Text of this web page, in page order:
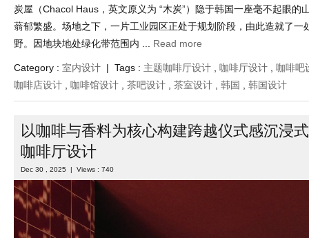
炭屋（Chacol Haus，英文原义为 “木炭”）隐于韩国一座毫不起眼的
蓊郁繁盛。场地之下，一片工业园区正处于规划阶段，由此造就了一
野。因地块地处绿化带范围内 ... Read more
Category : 室内设计 | Tags : 主题咖啡厅设计 , 咖啡厅设计 , 咖啡吧
咖啡店设计 , 咖啡馆设计 , 茶吧设计 , 茶室设计 , 韩国 , 韩国设计
以咖啡与香料为核心构建跨越仪式感沉浸
咖啡厅设计
Dec 30 , 2025 | Views : 740